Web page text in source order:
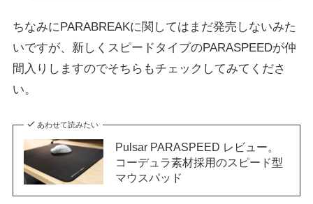
ちなみにPARABREAKに関してはまだ発売しないみた
いですが、新しくスピードタイプのPARASPEEDが仲
間入りしますのでそちらもチェックしてみてくださ
い。
あわせて読みたい
Pulsar PARASPEED レビュー。
コーデュラ素材採用のスピード型
マウスパッド